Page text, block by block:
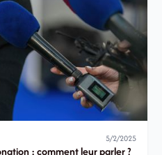
5/2/2025
: comment leur parler ?